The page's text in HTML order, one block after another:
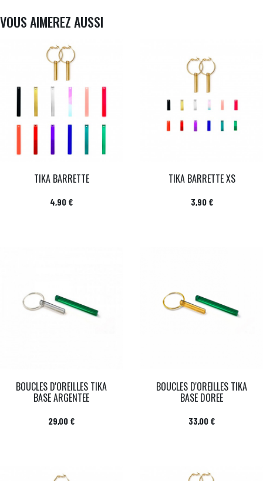
VOUS AIMEREZ AUSSI
TIKA BARRETTE
Prix
4,90 €
TIKA BARRETTE XS
Prix
3,90 €
BOUCLES D'OREILLES TIKA
BASE ARGENTEE
Prix
29,00 €
BOUCLES D'OREILLES TIKA
BASE DOREE
Prix
33,00 €